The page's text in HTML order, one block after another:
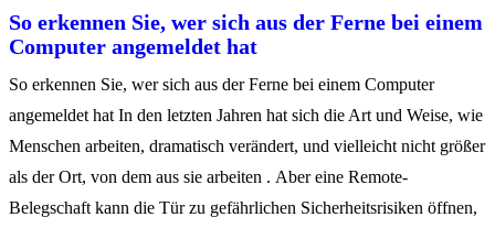
So erkennen Sie, wer sich aus der Ferne bei einem
Computer angemeldet hat
So erkennen Sie, wer sich aus der Ferne bei einem Computer
angemeldet hat In den letzten Jahren hat sich die Art und Weise, wie
Menschen arbeiten, dramatisch verändert, und vielleicht nicht größer
als der Ort, von dem aus sie arbeiten . Aber eine Remote-
Belegschaft kann die Tür zu gefährlichen Sicherheitsrisiken öffnen,